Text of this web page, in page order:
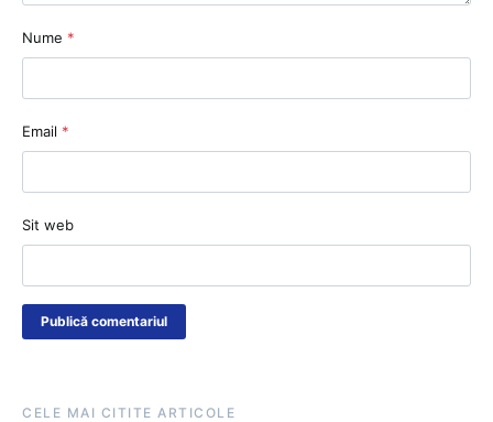
Nume *
Email *
Sit web
CELE MAI CITITE ARTICOLE